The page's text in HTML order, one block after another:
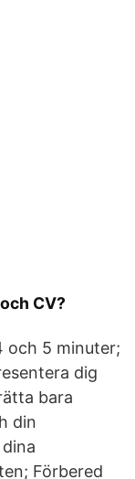
CV?
och 5 minuter;
dig
bara
din
Förbered